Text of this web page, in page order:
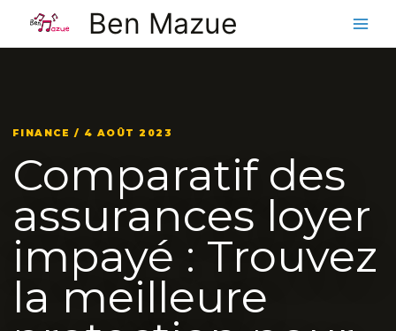
contenu
Ben Mazue
FINANCE / 4 AOÛT 2023
Comparatif des
assurances loyer
impayé : Trouvez
la meilleure